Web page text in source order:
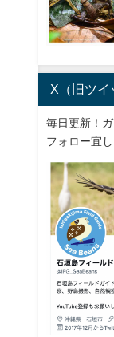
X（旧ツイ
毎日更新！
フォロー宜